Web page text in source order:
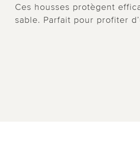
Ces housses protègent
sable. Parfait pour profiter